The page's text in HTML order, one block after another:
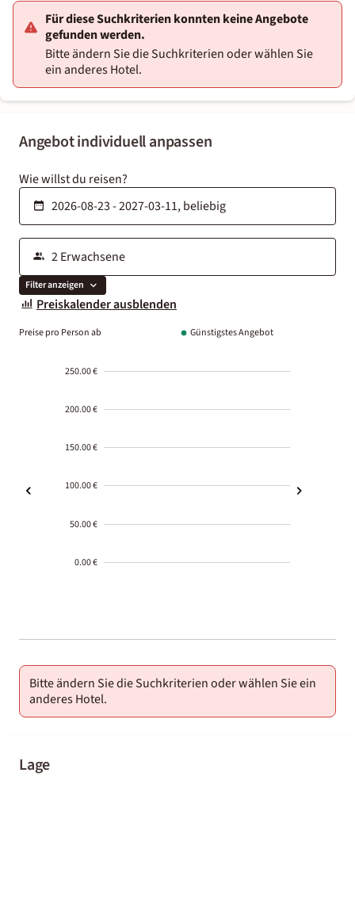
Angebot individuell anpassen
Wie willst du reisen?
Filter anzeigen
Preiskalender ausblenden
Preise pro Person ab Günstigstes Angebot
250.00 €
200.00 €
150.00 €
100.00 €
50.00 €
0.00 €
01-02
Bitte ändern Sie die Suchkriterien oder wählen Sie ein
anderes Hotel.
Lage
Für diese Suchkriterien konnten keine Angebote
gefunden werden.
Bitte ändern Sie die Suchkriterien oder wählen Sie
ein anderes Hotel.